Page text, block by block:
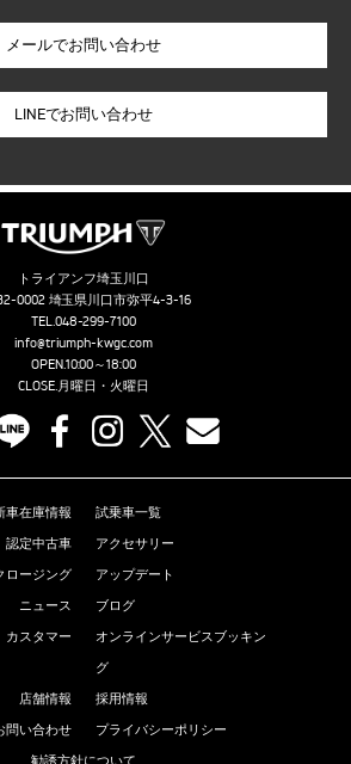
LINEでお問い合わせ
トライアンフ埼玉川口
0002 埼玉県川口市弥平4-3-16
TEL.048-299-7100
info@triumph-kwgc.com
OPEN.10:00～18:00
CLOSE.月曜日・火曜日
OFFICIAL SITE
LINE FacebookInstagram
車在庫情報
試乗車一覧
認定中古車
アクセサリー
ロージング
アップデート
ニュース
ブログ
カスタマー
オンラインサービスブッキン
グ
店舗情報
採用情報
問い合わせ
プライバシーポリシー